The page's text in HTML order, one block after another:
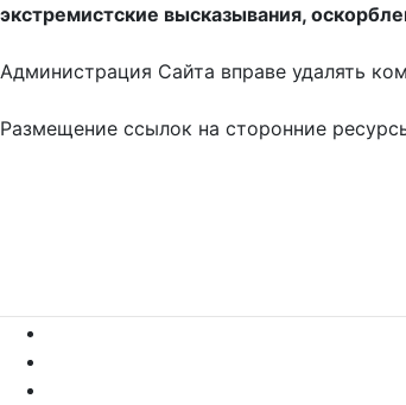
экстремистские высказывания,
Администрация Сайта вправе удалять
Размещение ссылок на сторонние